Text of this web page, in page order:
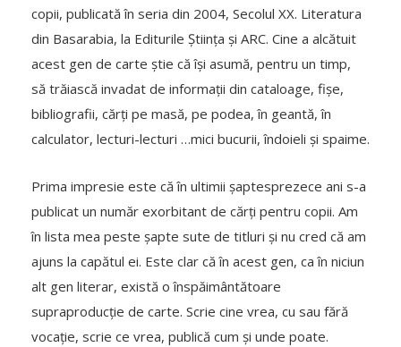
copii, publicată în seria din 2004, Secolul XX. Literatura
din Basarabia, la Editurile Știința și ARC. Cine a alcătuit
acest gen de carte știe că își asumă, pentru un timp,
să trăiască invadat de informații din cataloage, fișe,
bibliografii, cărți pe masă, pe podea, în geantă, în
calculator, lecturi-lecturi …mici bucurii, îndoieli și spaime.
Prima impresie este că în ultimii șaptesprezece ani s-a
publicat un număr exorbitant de cărți pentru copii. Am
în lista mea peste șapte sute de titluri și nu cred că am
ajuns la capătul ei. Este clar că în acest gen, ca în niciun
alt gen literar, există o înspăimântătoare
supraproducție de carte. Scrie cine vrea, cu sau fără
vocație, scrie ce vrea, publică cum și unde poate.